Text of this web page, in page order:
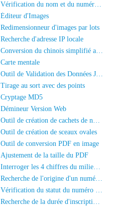
Vérification du nom et du numéro de la carte d'identité
Éditeur d'Images
Redimensionneur d'images par lots
Recherche d'adresse IP locale
Conversion du chinois simplifié au chinois traditionnel
Carte mentale
Outil de Validation des Données JSON
Tirage au sort avec des points
Cryptage MD5
Démineur Version Web
Outil de création de cachets de nom complet
Outil de création de sceaux ovales
Outil de conversion PDF en image
Ajustement de la taille du PDF
Interroger les 4 chiffres du milieu du numéro de téléphone
Recherche de l'origine d'un numéro de téléphone mobile
Vérification du statut du numéro de téléphone
Recherche de la durée d'inscription du numéro de mobile